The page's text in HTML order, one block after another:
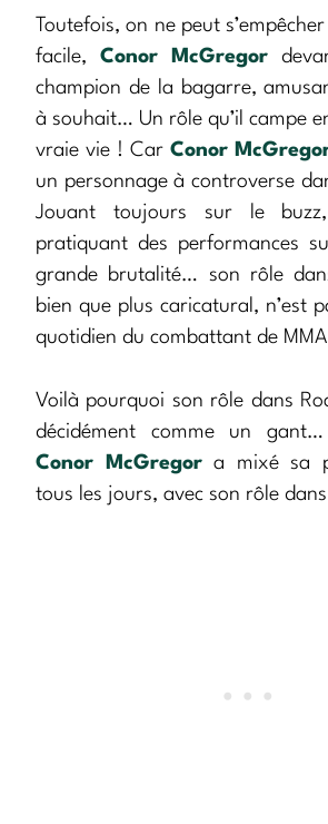
Toutefois, on ne peut
facile, Conor McGregor
champion de la bagarre,
à souhait… Un rôle qu’il campe
vraie vie ! Car Conor
un personnage à controverse
Jouant toujours sur le
pratiquant des performances
grande brutalité… son rôle
bien que plus caricatural, n’est
quotidien du combattant de
Voilà pourquoi son rôle dans
décidément comme un
Conor McGregora mixé sa
tous les jours, avec son rôle